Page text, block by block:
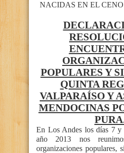
NACIDAS EN EL
POPULARES Y
QUINTA
VALPARAÍSO Y
MENDOCINAS
En Los Andes los días 7 y
año 2013 nos
organizaciones populares,